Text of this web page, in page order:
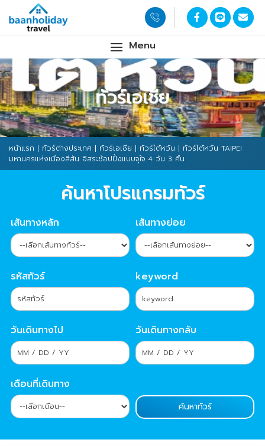
Menu
ทัวร์เอเชีย
หน้าแรก | ทัวร์ต่างประเทศ | ทัวร์เอเชีย | ทัวร์ไต้หวัน | ทัวร์ไต้หวัน TAIPEI
มหานครแห่งเมืองสีสัน อิสระช้อปปิ้งแบบจุใจ 4 วัน 3 คืน
ค้นหาโปรแกรมทัวร์
เส้นทางหลัก เส้นทางย่อย
รหัสทัวร์ keyword
วันเดินทางไป วันเดินทางกลับ
เดือนที่เดินทาง